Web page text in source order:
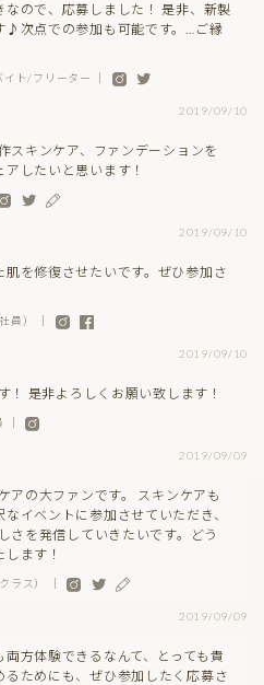
なので、応募しました！ 是非、新製
♪次点での参加も可能です。…ご縁
ト/フリーター ｜
2019/09/10
スキンケア、ファンデーションを
したいと思います！
2019/09/10
肌を修復させたいです。ぜひ参加さ
員） ｜
2019/09/10
！ 是非よろしくお願い致します！
｜
2019/09/09
アの大ファンです。 スキンケアも
イベントに参加させていただき、
さを発信していきたいです。どう
ます！
ラス） ｜
2019/09/09
方体験できるなんて、とっても貴
るためにも、ぜひ参加したく応募さ